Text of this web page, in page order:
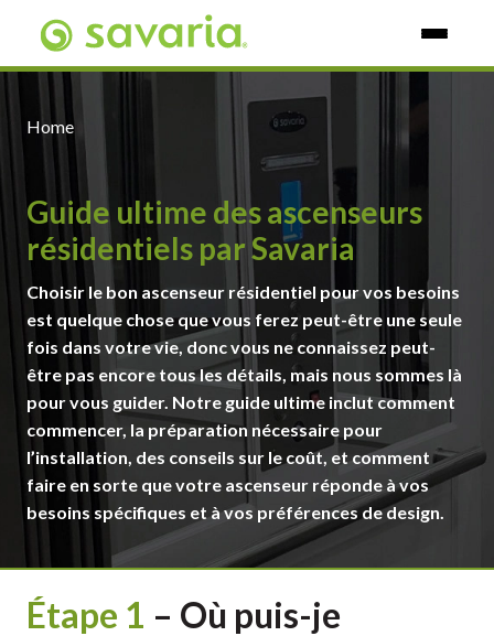
Home
Guide ultime des ascenseurs
résidentiels par Savaria
Choisir le bon ascenseur résidentiel pour vos besoins
est quelque chose que vous ferez peut-être une seule
fois dans votre vie, donc vous ne connaissez peut-
être pas encore tous les détails, mais nous sommes là
pour vous guider. Notre guide ultime inclut comment
commencer, la préparation nécessaire pour
l’installation, des conseils sur le coût, et comment
faire en sorte que votre ascenseur réponde à vos
besoins spécifiques et à vos préférences de design.
Étape 1 – Où puis-je